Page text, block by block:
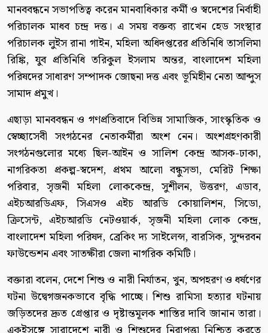
মানববন্ধনে সভাপতিত্ব করেন মানবাধিকার কর্মী ও স্বদেশের নির্বাহী
পরিচালক মাধব চন্দ্র দত্ত। এ সময় বক্তব্য রাখেন হেড সংস্থার
পরিচালক লুইস রানা গাইন, মহিলা অধিদপ্তরের প্রতিনিধি তাসলিমা
রিঙ্কি, যুব প্রতিনিধি তরিকুল ইসলাম অন্তর, বাংলাদেশ মহিলা
পরিষদের সাধারণ সম্পাদক জোছনা দত্ত এবং ভূমিহীন নেতা আব্দুস
সামাদ প্রমুখ।
এছাড়া মানববন্ধন ও গণপ্রতিবাদে বিভিন্ন সামাজিক, সাংস্কৃতিক ও
স্বেচ্ছাসেবী সংগঠনের নেতাকর্মীরা অংশ নেন। অংশগ্রহণকারী
সংগঠনগুলোর মধ্যে ছিল-আইন ও সালিশ কেন্দ্র আসক-ঢাকা,
নাগরিকতা প্রকল্প-স্বদেশ, প্রথম আলো বন্ধুসভা, মেরিট শিক্ষা
পরিবার, সৃজনী মহিলা লোককেন্দ্র, সুশীলন, উত্তরণ, এডাব,
এইচআরডিএফ, সিএসও এইচ আরডি কোয়ালিশন, সিডো,
ক্রিসেন্ট, এইচআরডি নেটওয়ার্ক, সৃজনী মহিলা লোক কেন্দ্র,
বাংলাদেশ মহিলা পরিষদ, ব্রেকিং দ্য সাইলেন্স, বারসিক, সুন্দরবন
ফাউন্ডেশন এবং সাতক্ষীরা জেলা নাগরিক কমিটি।
বক্তারা বলেন, দেশে শিশু ও নারী নির্যাতন, খুন, অপহরণ ও ধর্ষণের
ঘটনা উদ্বেগজনকভাবে বৃদ্ধি পাচ্ছে। শিশু রামিসা হত্যার ঘটনায়
জড়িতদের দ্রুত গ্রেপ্তার ও দৃষ্টান্তমূলক শাস্তির দাবি জানান তারা।